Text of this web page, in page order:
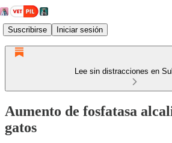
Suscribirse Iniciar sesión
Lee sin distracciones en
Aumento de fosfatasa
gatos